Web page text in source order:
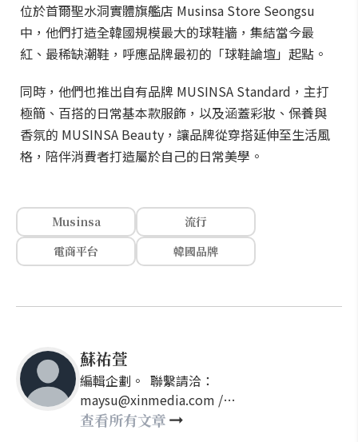
位於首爾聖水洞實體旗艦店 Musinsa Store Seongsu
中，他們打造全韓國規模最大的球鞋牆，集結當今最
紅、最稀缺潮鞋，呼應品牌最初的「球鞋論壇」起點。
同時，他們也推出自有品牌 MUSINSA Standard，主打
極簡、百搭的日常基本款服飾，以及涵蓋彩妝、保養與
香氛的 MUSINSA Beauty，讓品牌從穿搭延伸至生活風
格，陪伴消費者打造屬於自己的日常美學。
Musinsa
流行
電商平台
韓國品牌
蘇祐萱
編輯企劃。 聯繫請洽：
maysu@xinmedia.com /
may860527@gmail.com
查看所有文章